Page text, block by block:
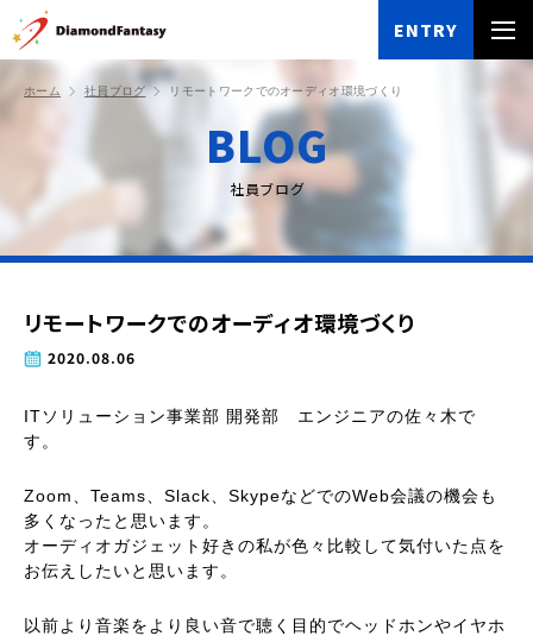
ENTRY
ホーム 社員ブログ リモートワークでのオーディオ環境づくり
BLOG
社員ブログ
リモートワークでのオーディオ環境づくり
2020.08.06
ITソリューション事業部 開発部 エンジニアの佐々木で
す。
Zoom、Teams、Slack、SkypeなどでのWeb会議の機会も
多くなったと思います。
オーディオガジェット好きの私が色々比較して気付いた点を
お伝えしたいと思います。
以前より音楽をより良い音で聴く目的でヘッドホンやイヤホ